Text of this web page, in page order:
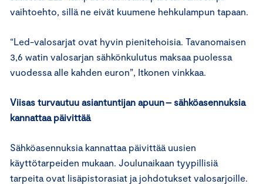
vaihtoehto, sillä ne eivät kuumene hehkulampun tapaan.
“Led-valosarjat ovat hyvin pienitehoisia. Tavanomaisen
3,6 watin valosarjan sähkönkulutus maksaa puolessa
vuodessa alle kahden euron”, Itkonen vinkkaa.
Viisas turvautuu asiantuntijan apuun – sähköasennuksia
kannattaa päivittää
Sähköasennuksia kannattaa päivittää uusien
käyttötarpeiden mukaan. Joulunaikaan tyypillisiä
tarpeita ovat lisäpistorasiat ja johdotukset valosarjoille.